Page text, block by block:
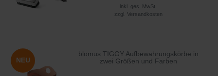
inkl. ges. MwSt.
zzgl. Versandkosten
NEU
blomus TIGGY Aufbewahrungskörbe in
zwei Größen und Farben